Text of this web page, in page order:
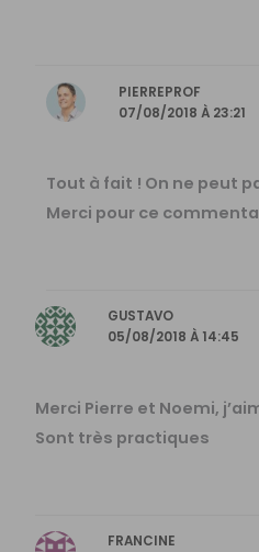
PIERREPROF
07/08/2018 À 23:21
Tout à fait ! On ne peut
Merci pour ce
GUSTAVO
05/08/2018 À 14:45
Merci Pierre et Noemi,
Sont très practiques
FRANCINE